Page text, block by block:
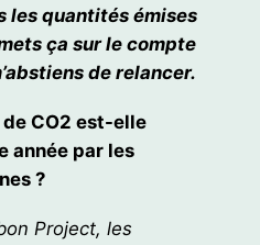
les quantités émises
ça sur le compte
de relancer.
CO2 est-elle
année par les
?
Project, les